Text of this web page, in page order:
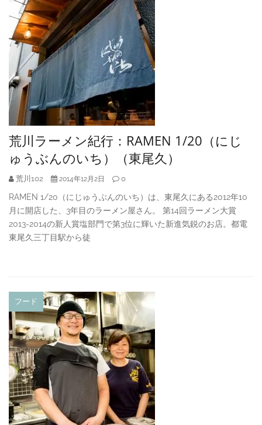
荒川ラーメン紀行：RAMEN 1/20（にじ
ゅうぶんのいち）（東尾久）
荒川102 2014年12月2日 0
RAMEN 1/20（にじゅうぶんのいち）は、東尾久にある2012年10
月に開店した、3年目のラーメン屋さん。 第14回ラーメン大賞
2013-2014の新人賞塩部門で第3位に輝いた新進気鋭のお店。都電
東尾久三丁目駅から徒
フード